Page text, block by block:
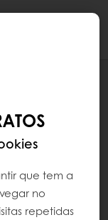
que tem a
no
repetidas